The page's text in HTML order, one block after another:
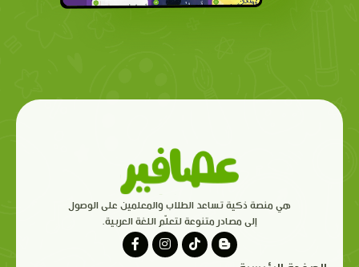
هي منصة ذكية تساعد الطلاب والمعلمين على الوصول
إلى مصادر متنوعة لتعلّم اللغة العربية.